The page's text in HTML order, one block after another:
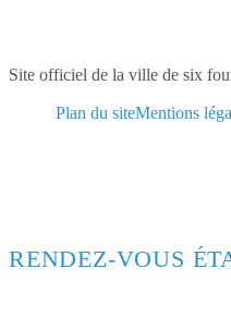
Site officiel de la ville de six
Plan du siteMentions
RENDEZ-VOUS